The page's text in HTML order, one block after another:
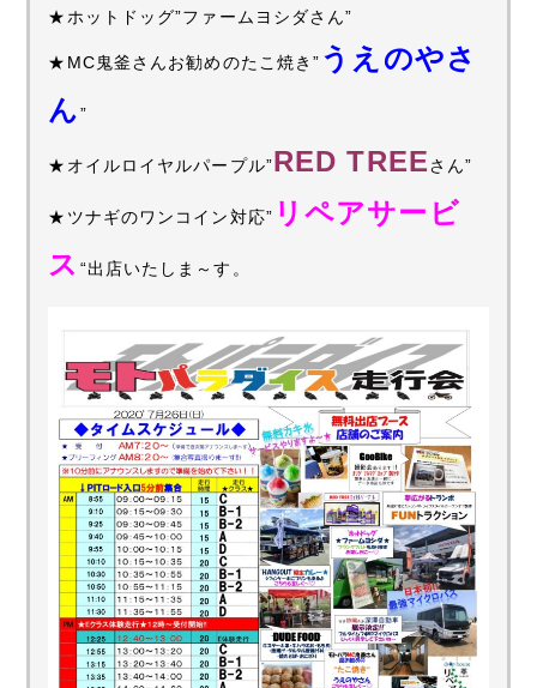
★ホットドッグ”ファームヨシダさん”
★MC鬼釜さんお勧めのたこ焼き” うえのやさ
ん”
★オイルロイヤルパープル”RED TREEさん”
★ツナギのワンコイン対応” リペアサービ
ス “出店いたしま～す。